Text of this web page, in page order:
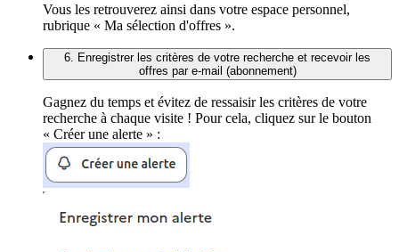
Vous les retrouverez ainsi dans votre espace personnel,
rubrique « Ma sélection d'offres ».
6. Enregistrer les critères de votre recherche et recevoir les
offres par e-mail (abonnement)
Gagnez du temps et évitez de ressaisir les critères de votre
recherche à chaque visite ! Pour cela, cliquez sur le bouton
« Créer une alerte » :